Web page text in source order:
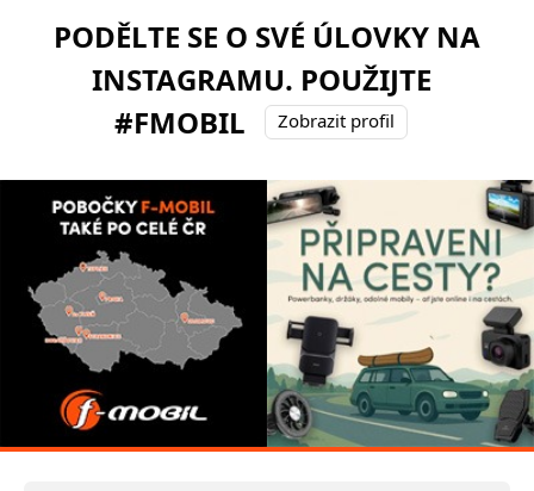
PODĚLTE SE O SVÉ ÚLOVKY NA
INSTAGRAMU. POUŽIJTE
#FMOBIL
Zobrazit profil